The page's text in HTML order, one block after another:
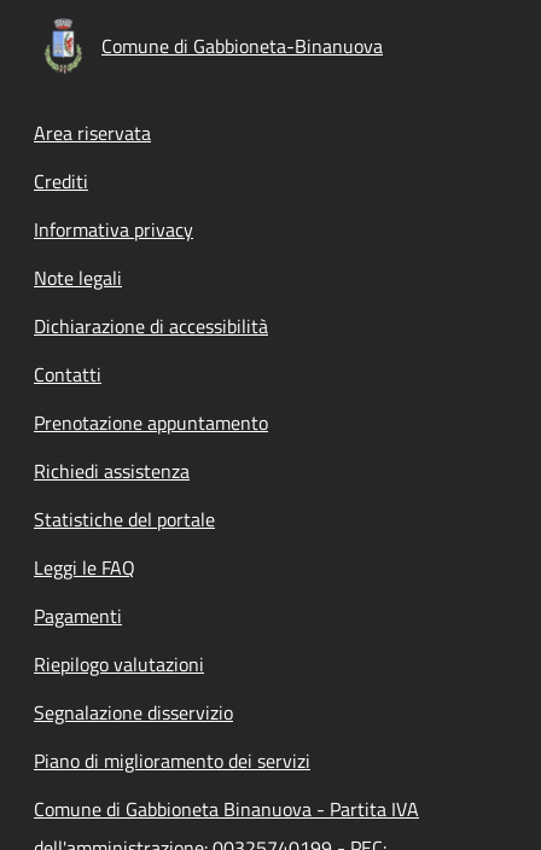
Comune di Gabbioneta-Binanuova
Footer menu
Area riservata
Crediti
Informativa privacy
Note legali
Dichiarazione di accessibilità
Contatti
Prenotazione appuntamento
Richiedi assistenza
Statistiche del portale
Leggi le FAQ
Pagamenti
Riepilogo valutazioni
Segnalazione disservizio
Piano di miglioramento dei servizi
Comune di Gabbioneta Binanuova - Partita IVA